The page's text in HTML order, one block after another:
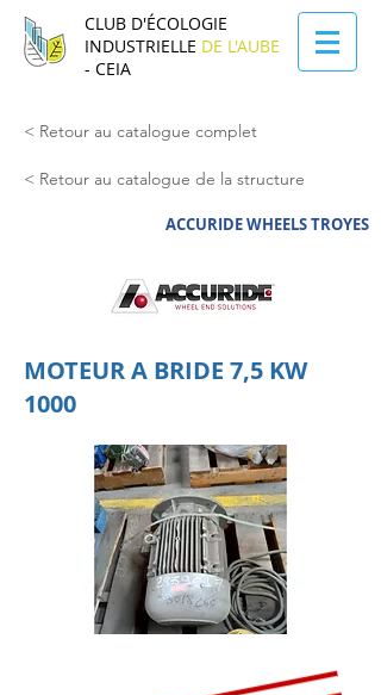
CLUB D'ÉCOLOGIE
INDUSTRIELLE DE L'AUBE
- CEIA
< Retour au catalogue complet
< Retour au catalogue de la structure
ACCURIDE WHEELS TROYES
MOTEUR A BRIDE 7,5 KW
1000